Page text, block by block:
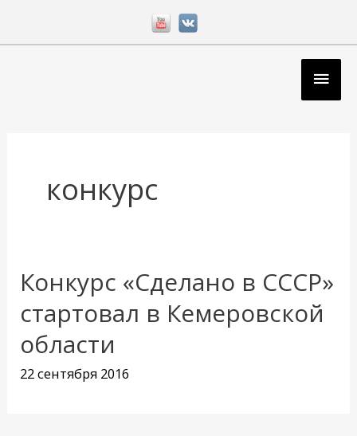
конкурс
Конкурс «Сделано в СССР»
стартовал в Кемеровской
области
22 сентября 2016